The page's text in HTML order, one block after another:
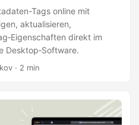
Tags online mit
aktualisieren,
direkt im
Desktop‑Software.
· 2 min